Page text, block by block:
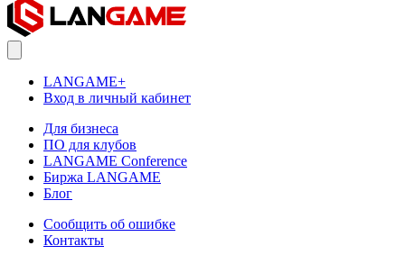
LANGAME+
Вход в личный кабинет
Для бизнеса
ПО для клубов
LANGAME Conference
Биржа LANGAME
Блог
Сообщить об ошибке
Контакты